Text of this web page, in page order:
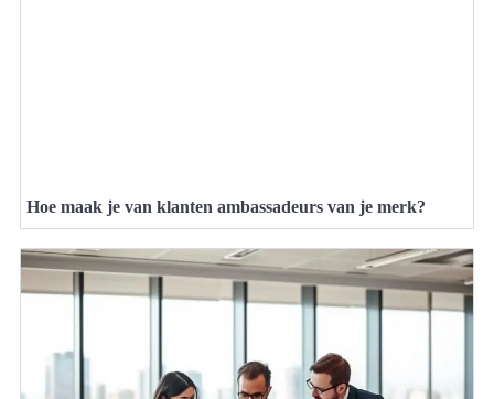
Hoe maak je van klanten ambassadeurs van je merk?